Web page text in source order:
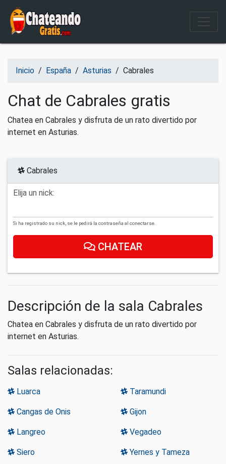
Salir del contenido
Inicio / España / Asturias / Cabrales
Chat de Cabrales gratis
Chatea en Cabrales y disfruta de un rato divertido por
internet en Asturias.
Cabrales
Elija un nick:
Si ha registrado su nick, se le pedirá la contraseña al conectarse.
CHATEAR
Descripción de la sala Cabrales
Chatea en Cabrales y disfruta de un rato divertido por
internet en Asturias.
Salas relacionadas:
Luarca Taramundi
Cangas de Onis Gijon
Langreo Vegadeo
Siero Yernes y Tameza